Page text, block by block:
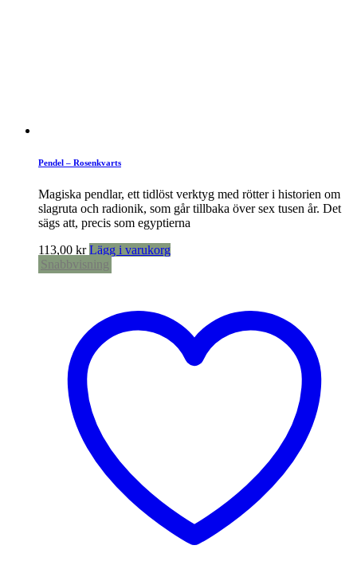
Pendel – Rosenkvarts
Magiska pendlar, ett tidlöst verktyg med rötter i historien om
slagruta och radionik, som går tillbaka över sex tusen år. Det
sägs att, precis som egyptierna
113,00 kr Lägg i varukorg
Snabbvisning